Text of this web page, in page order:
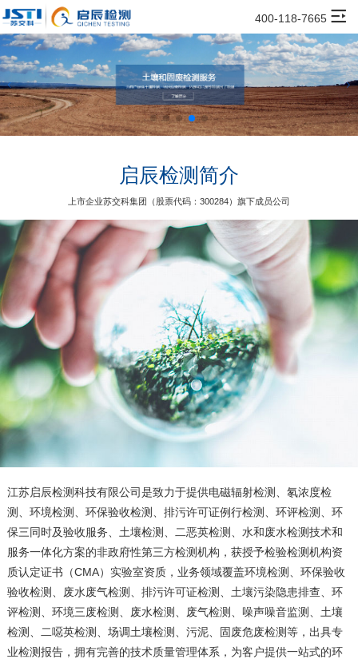
400-118-7665
启辰检测简介
上市企业苏交科集团（股票代码：300284）旗下成员公司
江苏启辰检测科技有限公司是致力于提供电磁辐射检测、氡浓度检
测、环境检测、环保验收检测、排污许可证例行检测、环评检测、环
保三同时及验收服务、土壤检测、二恶英检测、水和废水检测技术和
服务一体化方案的非政府性第三方检测机构，获授予检验检测机构资
质认定证书（CMA）实验室资质，业务领域覆盖环境检测、环保验收
验收检测、废水废气检测、排污许可证检测、土壤污染隐患排查、环
评检测、环境三废检测、废水检测、废气检测、噪声噪音监测、土壤
检测、二噁英检测、场调土壤检测、污泥、固废危废检测等，出具专
业检测报告，拥有完善的技术质量管理体系，为客户提供一站式的环